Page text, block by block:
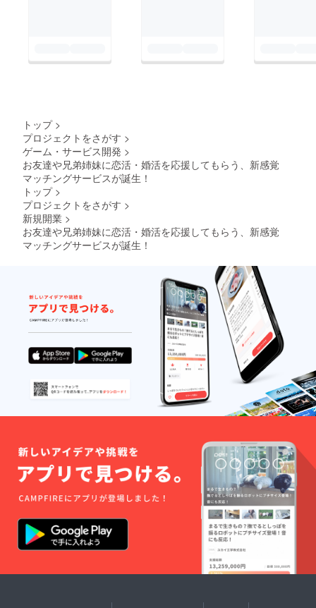
トップ >
プロジェクトをさがす >
ゲーム・サービス開発 >
お友達や兄弟姉妹に恋活・婚活を応援してもらう、新感覚
マッチングサービスが誕生！
トップ >
プロジェクトをさがす >
新規開業 >
お友達や兄弟姉妹に恋活・婚活を応援してもらう、新感覚
マッチングサービスが誕生！